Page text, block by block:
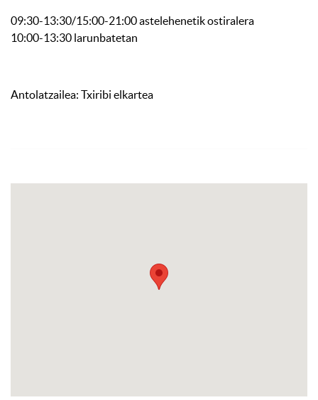
09:30-13:30/15:00-21:00 astelehenetik ostiralera
10:00-13:30 larunbatetan
Antolatzailea: Txiribi elkartea